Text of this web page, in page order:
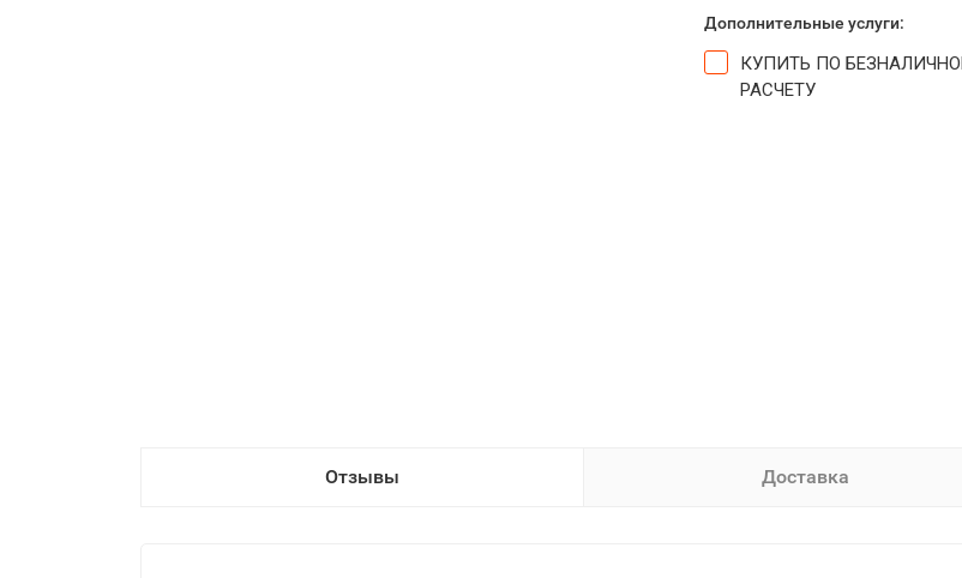
Дополнительные услуги:
КУПИТЬ ПО
РАСЧЕТУ
Отзывы Доставка